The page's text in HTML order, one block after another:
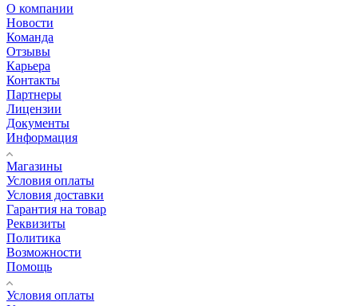
О компании
Новости
Команда
Отзывы
Карьера
Контакты
Партнеры
Лицензии
Документы
Информация
Магазины
Условия оплаты
Условия доставки
Гарантия на товар
Реквизиты
Политика
Возможности
Помощь
Условия оплаты